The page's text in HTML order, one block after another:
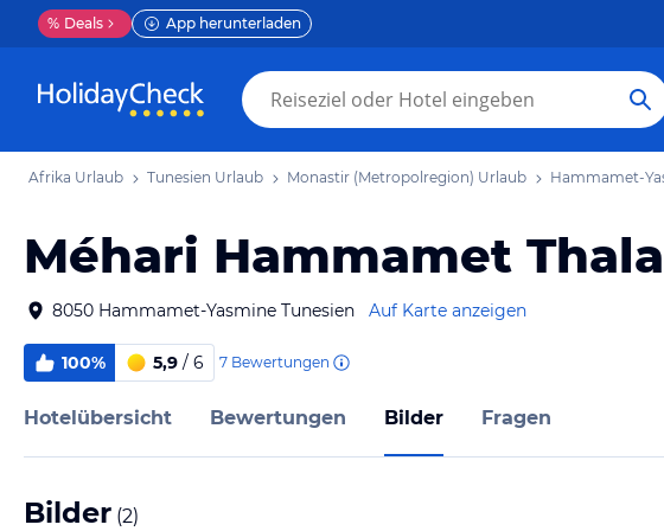
% Deals App herunterladen
Afrika Urlaub Tunesien Urlaub Monastir (Metropolregion) Urlaub Hammamet-
Méhari Hammamet
8050 Hammamet-Yasmine Tunesien Auf Karte anzeigen
100% 5,9 / 6 7 Bewertungen
Hotelübersicht Bewertungen Bilder Fragen
Bilder (2)